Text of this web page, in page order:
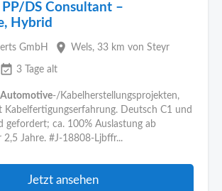
PP/DS Consultant –
Hybrid
GmbH place Wels, 33 km von Steyr
event_available 3 Tage alt
Automotive-/Kabelherstellungsprojekten,
Kabelfertigungserfahrung. Deutsch C1 und
gefordert; ca. 100% Auslastung ab
2,5 Jahre. #J-18808-Ljbffr...
Jetzt ansehen